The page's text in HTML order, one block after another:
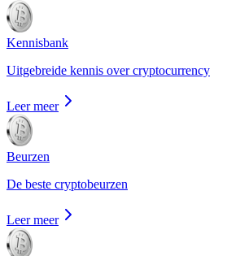
Kennisbank
Uitgebreide kennis over cryptocurrency
Leer meer
Beurzen
De beste cryptobeurzen
Leer meer